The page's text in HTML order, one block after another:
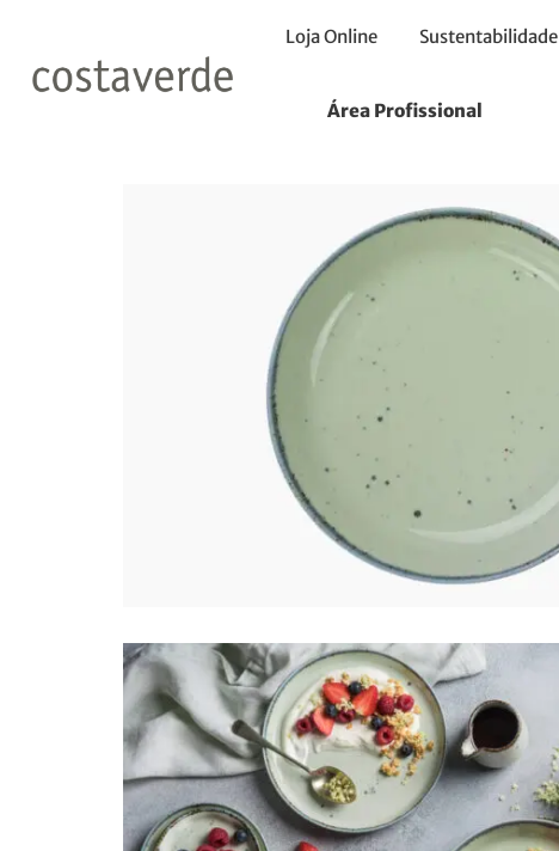
Loja Online Sustentabilidade
Área Profissional
Prato Fundo 24 h4cm